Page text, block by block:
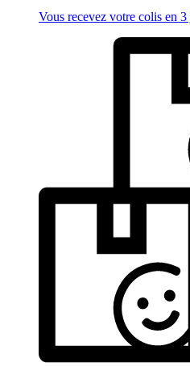
Vous recevez votre colis en